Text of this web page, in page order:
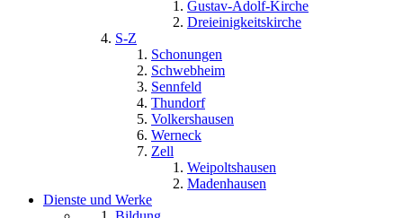
Gustav-Adolf-Kirche
Dreieinigkeitskirche
S-Z
Schonungen
Schwebheim
Sennfeld
Thundorf
Volkershausen
Werneck
Zell
Weipoltshausen
Madenhausen
Dienste und Werke